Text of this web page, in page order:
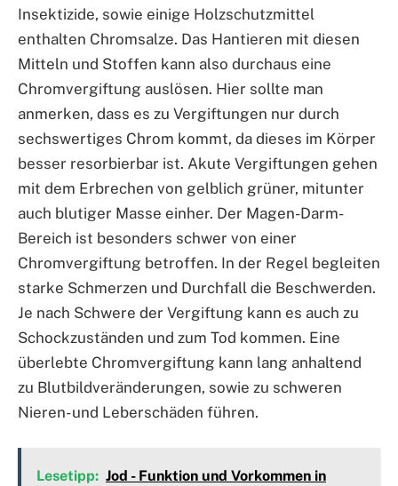
Insektizide, sowie einige Holzschutzmittel
enthalten Chromsalze. Das Hantieren mit diesen
Mitteln und Stoffen kann also durchaus eine
Chromvergiftung auslösen. Hier sollte man
anmerken, dass es zu Vergiftungen nur durch
sechswertiges Chrom kommt, da dieses im Körper
besser resorbierbar ist. Akute Vergiftungen gehen
mit dem Erbrechen von gelblich grüner, mitunter
auch blutiger Masse einher. Der Magen-Darm-
Bereich ist besonders schwer von einer
Chromvergiftung betroffen. In der Regel begleiten
starke Schmerzen und Durchfall die Beschwerden.
Je nach Schwere der Vergiftung kann es auch zu
Schockzuständen und zum Tod kommen. Eine
überlebte Chromvergiftung kann lang anhaltend
zu Blutbildveränderungen, sowie zu schweren
Nieren- und Leberschäden führen.
Lesetipp: Jod - Funktion und Vorkommen in